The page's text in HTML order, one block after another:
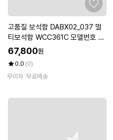
고품질 보석함 DABX02_037 멀
티보석함 WCC361C 모델번호 정
리함 (WFKDGJN)
67,800원
0.0 (0)
무이자 무료배송